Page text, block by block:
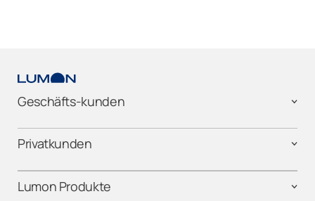
Geschäfts-kunden
Privatkunden
Lumon Produkte